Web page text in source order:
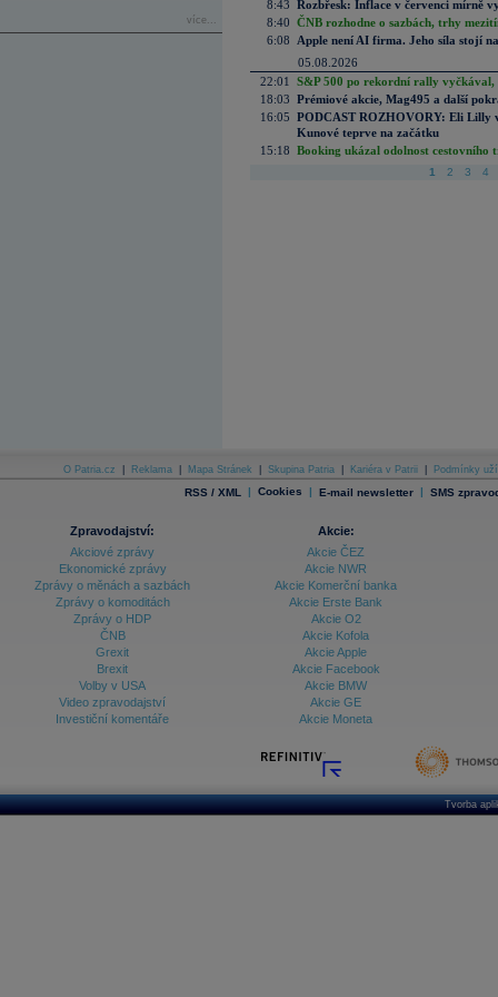
více...
8:43 Rozbřesk: Inflace v červenci mírně
8:40 ČNB rozhodne o sazbách, trhy
6:08
Apple není AI firma. Jeho síla stojí
05.08.2026
22:01
S&P 500 po rekordní rally vyčkával,
18:03 Prémiové akcie, Mag495 a další
16:05 PODCAST ROZHOVORY: Eli Lilly
Kunové teprve na začátku
15:18 Booking ukázal odolnost cestovního
1 2 3 4
O Patria.cz Reklama Mapa Stránek Skupina Patria Kariéra v Patrii Podmínky
RSS / XML | Cookies | E-mail newsletter | SMS
Zpravodajství:
Akciové zprávy
Ekonomické zprávy
Zprávy o měnách a sazbách
Zprávy o komoditách
Zprávy o HDP
ČNB
Grexit
Brexit
Volby v USA
Video zpravodajství
Investiční komentáře
Akcie:
Akcie ČEZ
Akcie NWR
Akcie Komerční banka
Akcie Erste Bank
Akcie O2
Akcie Kofola
Akcie Apple
Akcie Facebook
Akcie BMW
Akcie GE
Akcie Moneta
Tvorba